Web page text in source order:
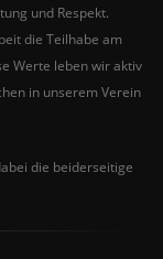
und Respekt.
die Teilhabe am
Werte leben wir aktiv
in unserem Verein
die beiderseitige